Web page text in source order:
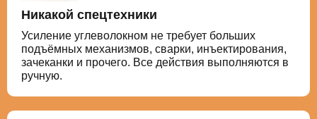
Никакой спецтехники
Усиление углеволокном не требует больших
подъёмных механизмов, сварки, инъектирования,
зачеканки и прочего. Все действия выполняются в
ручную.